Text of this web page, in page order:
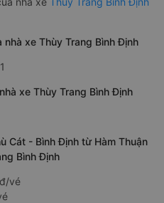
xe Thùy Trang Bình Định
xe Thùy Trang Bình Định
Cát - Bình Định từ Hàm Thuận
Bình Định
vé